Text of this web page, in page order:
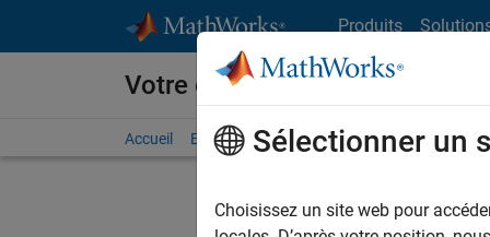
Produits
Votre carrière chez MathWorks
Accueil Explorer nos opportunités Adresses de
Sélectionner un
Choisissez un site web pour